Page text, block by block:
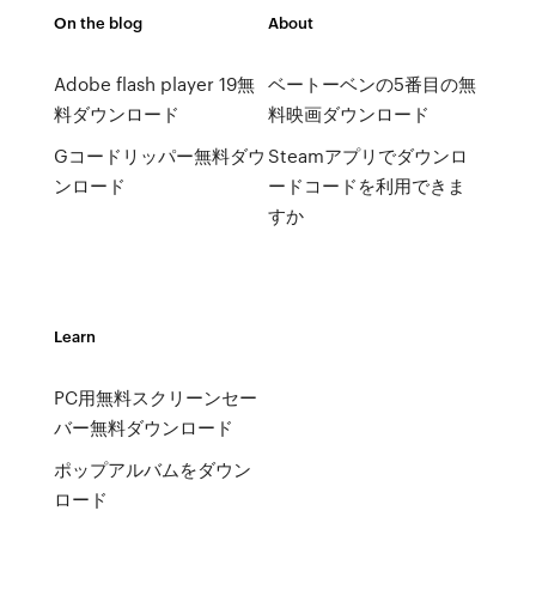
On the blog
Adobe flash player 19無
料ダウンロード
Gコードリッパー無料ダウ
ンロード
About
ベートーベンの5番目の無
料映画ダウンロード
Steamアプリでダウンロ
ードコードを利用できま
すか
Learn
PC用無料スクリーンセー
バー無料ダウンロード
ポップアルバムをダウン
ロード